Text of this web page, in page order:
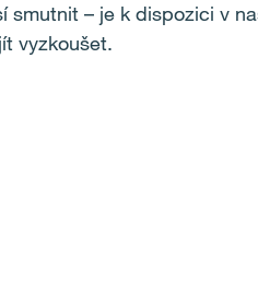
smutnit – je k dispozici v
vyzkoušet.